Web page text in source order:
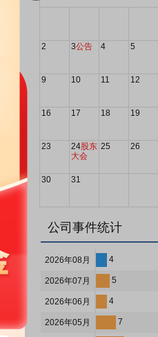
2 3公告 4 5
9 10 11 12
16 17 18 19
23 24股东
大会
25 26
30 31
公司事件统计
2026年08月 4
2026年07月 5
2026年06月 4
2026年05月 7